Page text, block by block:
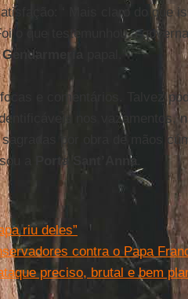
‘ Mais claro do que
o que testemunhou a
Gendarmeria papal.”
e comentários. Talvez
nos vazamentos,
por obra de mãos
a
Porta Sant’Anna.
riu deles”
contra o Papa
preciso, brutal e bem